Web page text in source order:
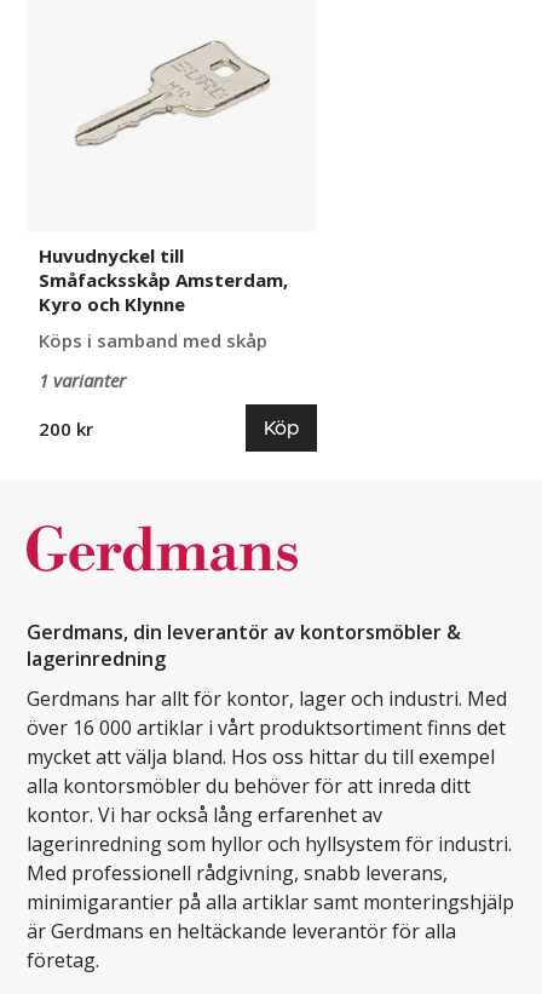
Klynne
Huvudnyckel till
Småfacksskåp Amsterdam,
Kyro och Klynne
Köps i samband med skåp
1 varianter
200 kr
Köp
Gerdmans, din leverantör av kontorsmöbler &
lagerinredning
Gerdmans har allt för kontor, lager och industri. Med
över 16 000 artiklar i vårt produktsortiment finns det
mycket att välja bland. Hos oss hittar du till exempel
alla kontorsmöbler du behöver för att inreda ditt
kontor. Vi har också lång erfarenhet av
lagerinredning som hyllor och hyllsystem för industri.
Med professionell rådgivning, snabb leverans,
minimigarantier på alla artiklar samt monteringshjälp
är Gerdmans en heltäckande leverantör för alla
företag.